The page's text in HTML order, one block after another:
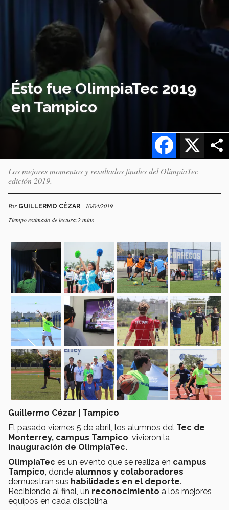
Ésto fue OlimpiaTec 2019
en Tampico
X
Facebook
Los mejores momentos y resultados finales del OlimpiaTec
edición 2019.
Por GUILLERMO CÉZAR - 10/04/2019
Tiempo estimado de lectura:2 mins
Guillermo Cézar | Tampico
El pasado viernes 5 de abril, los alumnos del Tec de
Monterrey, campus Tampico , vivieron la
inauguración de OlimpiaTec.
OlimpiaTec es un evento que se realiza en campus
Tampico , donde alumnos y colaboradores
demuestran sus habilidades en el deporte.
Recibiendo al final, un reconocimiento a los mejores
equipos en cada disciplina.